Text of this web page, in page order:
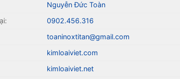
Nguyễn Đức Toàn
0902.456.316
toaninoxtitan@gmail.com
kimloaiviet.com
kimloaiviet.net